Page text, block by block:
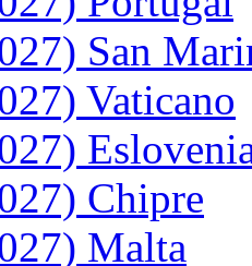
San
Vaticano
Chipre
Malta